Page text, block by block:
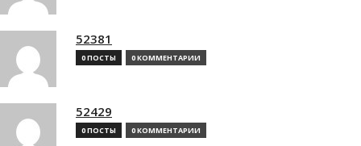
52381
0 ПОСТЫ 0 КОММЕНТАРИИ
52429
0 ПОСТЫ 0 КОММЕНТАРИИ